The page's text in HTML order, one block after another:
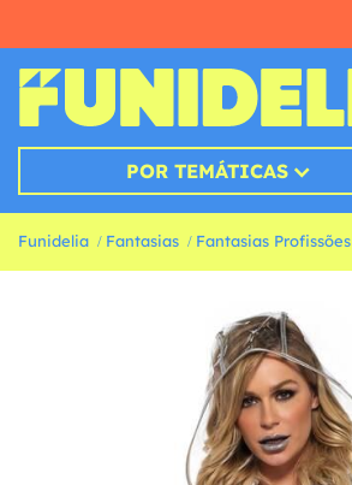
POR TEMÁTICAS
Funidelia Fantasias Fantasias Profissões